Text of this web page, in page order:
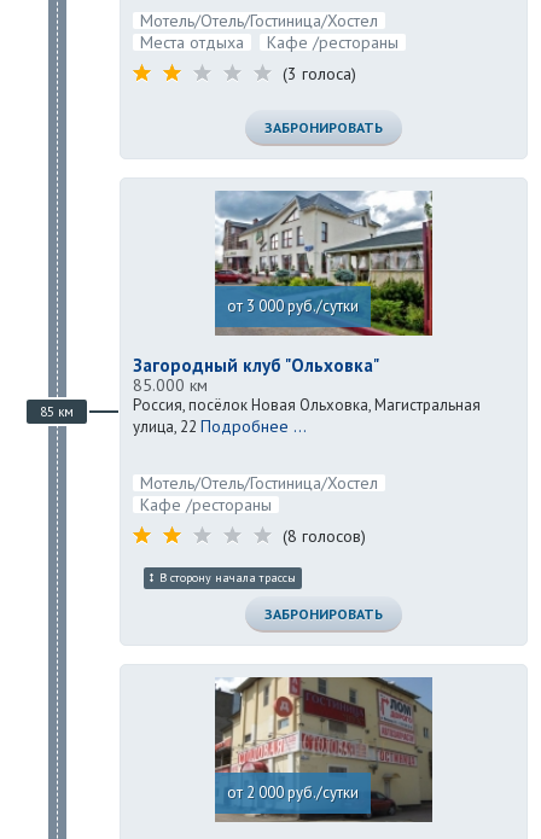
Мотель/Отель/Гостиница/Хостел
Места отдыха
Кафе /рестораны
(3 голоса)
ЗАБРОНИРОВАТЬ
85 км
от 3 000 руб./сутки
Загородный клуб "Ольховка"
85.000 км
Россия, посёлок Новая Ольховка, Магистральная
улица, 22 Подробнее ...
Мотель/Отель/Гостиница/Хостел
Кафе /рестораны
(8 голосов)
В сторону начала трассы
ЗАБРОНИРОВАТЬ
от 2 000 руб./сутки